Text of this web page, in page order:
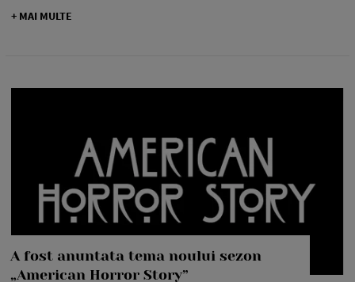
+ MAI MULTE
A fost anuntata tema noului sezon
„American Horror Story”